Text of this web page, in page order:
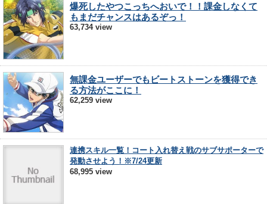
爆死したやつこっちへおいで！！課金しなくて
もまだチャンスはあるぞっ！
63,734 view
無課金ユーザーでもビートストーンを獲得でき
る方法がここに！
62,259 view
連携スキル一覧！コート入れ替え戦のサブサポーターで
発動させよう！※7/24更新
68,995 view